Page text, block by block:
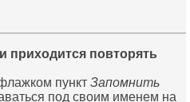
приходится повторять
пункт Запомнить
под своим именем на